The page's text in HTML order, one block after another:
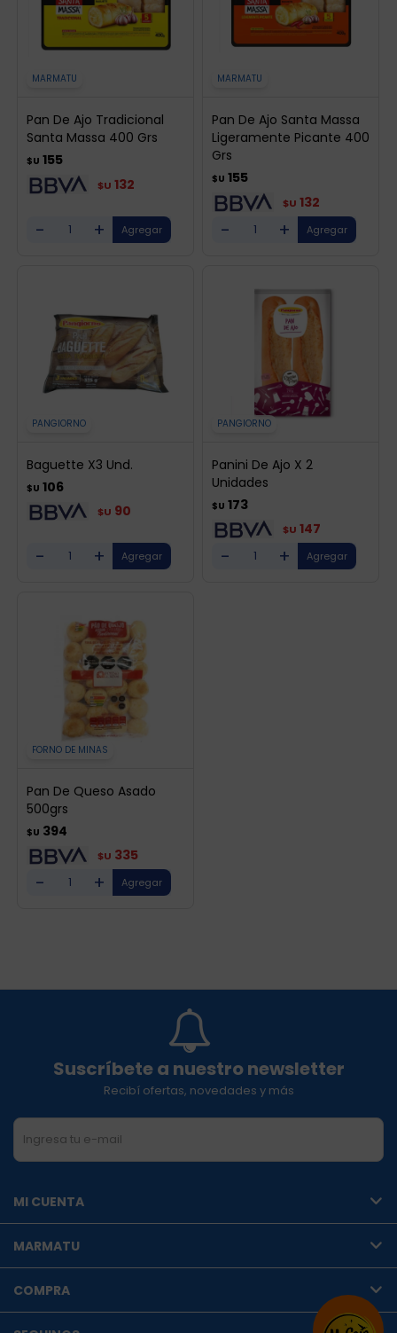
MARMATU
Pan De Ajo Tradicional
Santa Massa 400 Grs
$U 155
$U 132
- +
MARMATU
Pan De Ajo Santa Massa
Ligeramente Picante 400
Grs
$U 155
$U 132
- +
PANGIORNO
Baguette X3 Und.
$U 106
$U 90
- +
PANGIORNO
Panini De Ajo X 2
Unidades
$U 173
$U 147
- +
FORNO DE MINAS
Pan De Queso Asado
500grs
$U 394
$U 335
- +
Suscríbete a nuestro newsletter
Recibí ofertas, novedades y más
MI CUENTA
MARMATU
COMPRA